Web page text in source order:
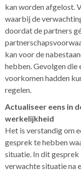
kan worden afgelost.
waarbij de
doordat de partners
kan voor de
hebben. Gevolgen die
voorkomen hadden
regelen.
Actualiseer eens in
werkelijkheid
Het is verstandig om
gesprek te hebben
situatie. In dit gesprek
verwachte situatie na